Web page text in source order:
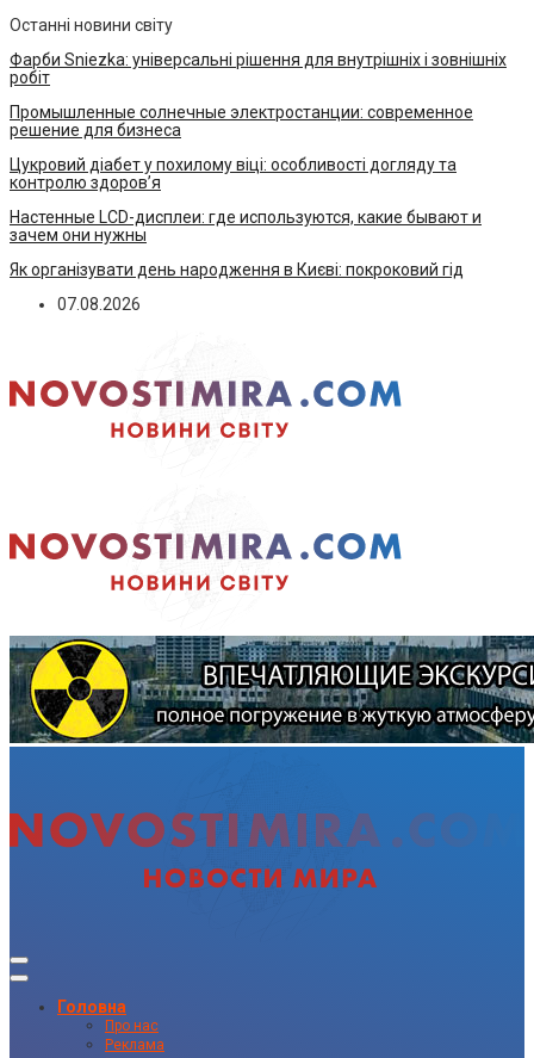
Останні новини світу
Фарби Sniezka: універсальні рішення для внутрішніх і зовнішніх
робіт
Промышленные солнечные электростанции: современное
решение для бизнеса
Цукровий діабет у похилому віці: особливості догляду та
контролю здоров’я
Настенные LCD-дисплеи: где используются, какие бывают и
зачем они нужны
Як організувати день народження в Києві: покроковий гід
07.08.2026
Головна
Про нас
Реклама